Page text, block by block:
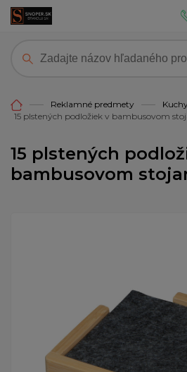
Reklamné predmety
15 plstených podložiek v bambusovom
15 plstených
bambusovom